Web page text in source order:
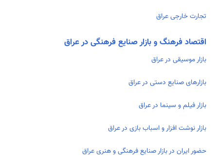
تجارت خارجی عراق
اقتصاد فرهنگ و بازار صنایع فرهنگی در عراق
بازار موسیقی در عراق
بازارهای صنایع دستی در عراق
بازار فیلم و سینما در عراق
بازار نوشت افزار و اسباب بازی در عراق
حضور ایران در بازار صنایع فرهنگی و هنری عراق